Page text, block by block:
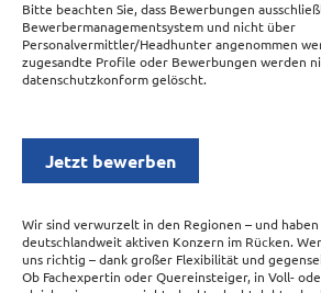
Bitte beachten Sie, dass Bewerbungen
Bewerbermanagementsystem und nicht über
Personalvermittler/Headhunter angenommen
zugesandte Profile oder Bewerbungen werden
datenschutzkonform gelöscht.
Jetzt bewerben
Wir sind verwurzelt in den Regionen – und
deutschlandweit aktiven Konzern im Rücken.
uns richtig – dank großer Flexibilität und
Ob Fachexpertin oder Quereinsteiger, in Voll-